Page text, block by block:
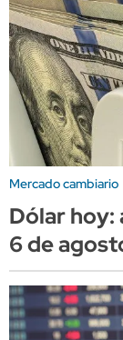
Mercado cambiario
Dólar hoy:
6 de